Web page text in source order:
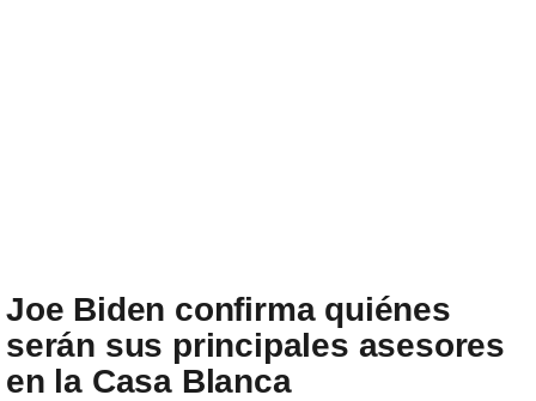
Joe Biden confirma quiénes
serán sus principales asesores
en la Casa Blanca